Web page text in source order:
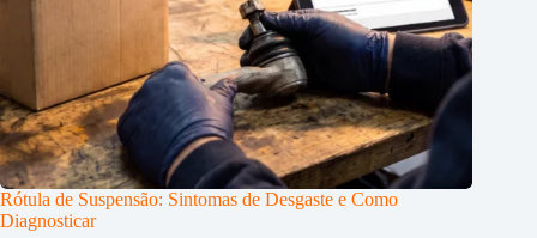
Rótula de Suspensão: Sintomas de Desgaste e Como
Diagnosticar